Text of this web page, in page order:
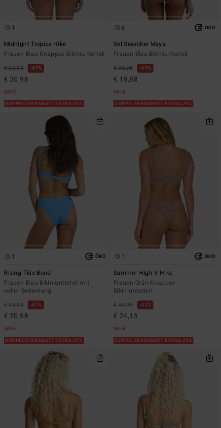
1
Midnight Tropics Hike
Frauen Blau Knappes Bikiniunterteil
€ 39,95 47%
€ 20,98
SALE
DOPPELTER RABATT EXTRA 25%
6 ÖKO
Sol Searcher Maya
Frauen Blau Bikiniunterteil
€ 35,95 47%
€ 18,88
SALE
DOPPELTER RABATT EXTRA 25%
1 ÖKO
Rising Tide Bondi
Frauen Blau Bikiniunterteil mit
voller Bedeckung
€ 39,95 47%
€ 20,98
SALE
DOPPELTER RABATT EXTRA 25%
1 ÖKO
Summer High V Hike
Frauen Grün Knappes
Bikiniunterteil
€ 45,95 47%
€ 24,13
SALE
DOPPELTER RABATT EXTRA 25%